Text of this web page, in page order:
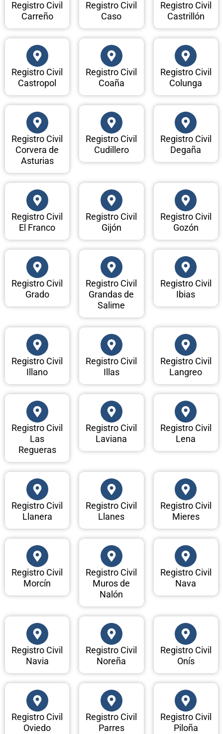
Registro Civil
Carreño
Registro Civil
Caso
Registro Civil
Castrillón
Registro Civil
Castropol
Registro Civil
Coaña
Registro Civil
Colunga
Registro Civil
Corvera de
Asturias
Registro Civil
Cudillero
Registro Civil
Degaña
Registro Civil
El Franco
Registro Civil
Gijón
Registro Civil
Gozón
Registro Civil
Grado
Registro Civil
Grandas de
Salime
Registro Civil
Ibias
Registro Civil
Illano
Registro Civil
Illas
Registro Civil
Langreo
Registro Civil
Las
Regueras
Registro Civil
Laviana
Registro Civil
Lena
Registro Civil
Llanera
Registro Civil
Llanes
Registro Civil
Mieres
Registro Civil
Morcín
Registro Civil
Muros de
Nalón
Registro Civil
Nava
Registro Civil
Navia
Registro Civil
Noreña
Registro Civil
Onís
Registro Civil
Oviedo
Registro Civil
Parres
Registro Civil
Piloña